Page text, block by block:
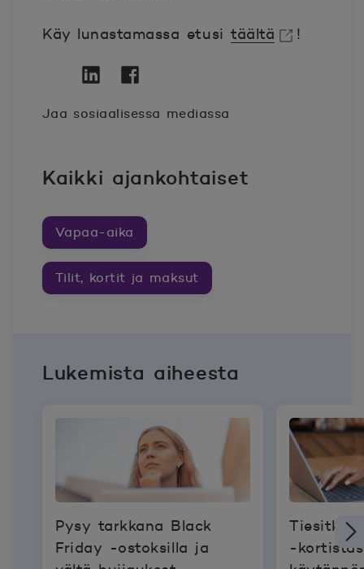
Käy lunastamassa etusitäältä
!
Jaa sosiaalisessa mediassa
Kaikki ajankohtaiset
Vapaa-aika
Tilit, kortit ja maksut
Lukemista aiheesta
Pysy tarkkana Black
Friday -ostoksilla ja
Tiesitkö
-